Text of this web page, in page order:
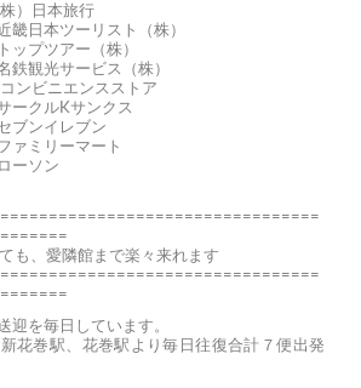
本旅行
ーリスト（株）
ー（株）
ービス（株）
エンスストア
サンクス
レブン
ーマート
ン
も、愛隣館まで楽々来れます
迎を毎日しています。
花巻駅、花巻駅より毎日往復合計７便出発